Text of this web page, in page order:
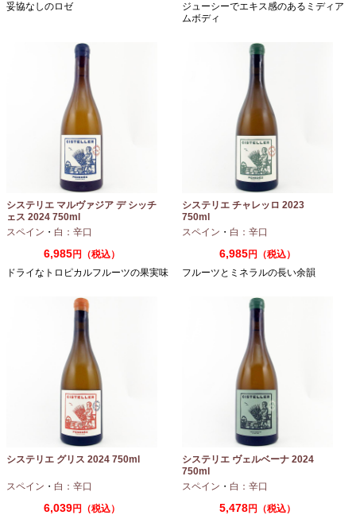
妥協なしのロゼ
ジューシーでエキス感のあるミディア
ムボディ
システリエ マルヴァジア デ シッチ
ェス 2024 750ml
スペイン ・ 白：辛口
6,985円（税込）
ドライなトロピカルフルーツの果実味
システリエ チャレッロ 2023
750ml
スペイン ・ 白：辛口
6,985円（税込）
フルーツとミネラルの長い余韻
システリエ グリス 2024 750ml
スペイン ・ 白：辛口
6,039円（税込）
システリエ ヴェルベーナ 2024
750ml
スペイン ・ 白：辛口
5,478円（税込）